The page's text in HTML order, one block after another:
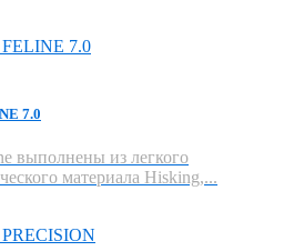
7.0
выполнены из легкого
материала Hisking,...